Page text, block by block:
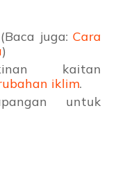
juga: Cara
)
kaitan
iklim.
untuk